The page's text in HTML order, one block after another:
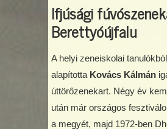
Ifjúsági
Berettyóújfalu
A helyi zeneiskolai
alapította Kovács Kálmán
úttörőzenekart. Négy év
után már országos
a megyét, majd 1972-ben